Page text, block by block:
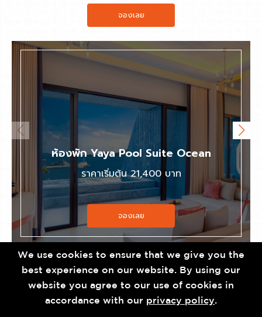
จองเลย
ห้องพัก Yaya Pool Suite Ocean
ราคาเริ่มต้น 21,400 บาท
จองเลย
บัตรกำนัลสำหรับห้องอาหาร และ สปา
We use cookies to ensure that we give you the
best experience on our website. By using our
website you agree to our use of cookies in
accordance with our privacy policy.